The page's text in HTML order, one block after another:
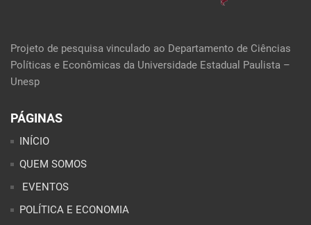
Projeto de pesquisa vinculado ao Departamento de Ciências
Políticas e Econômicas da Universidade Estadual Paulista –
Unesp
PÁGINAS
INÍCIO
QUEM SOMOS
EVENTOS
POLÍTICA E ECONOMIA